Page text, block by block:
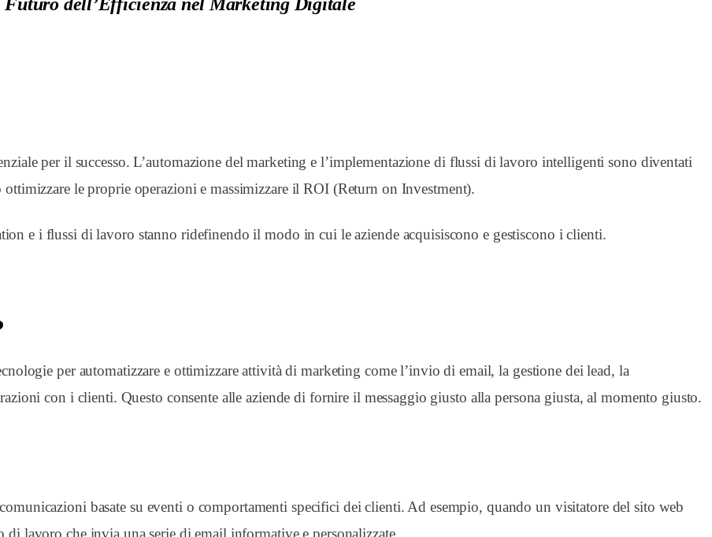
per il successo. L’automazione del marketing e l’implementazione di flussi di lavoro intelligenti sono diventati
le proprie operazioni e massimizzare il ROI (Return on Investment).
e i flussi di lavoro stanno ridefinendo il modo in cui le aziende acquisiscono e gestiscono i clienti.
per automatizzare e ottimizzare attività di marketing come l’invio di email, la gestione dei lead, la
con i clienti. Questo consente alle aziende di fornire il messaggio giusto alla persona giusta, al momento giusto.
basate su eventi o comportamenti specifici dei clienti. Ad esempio, quando un visitatore del sito web
di lavoro che invia una serie di email informative e personalizzate.